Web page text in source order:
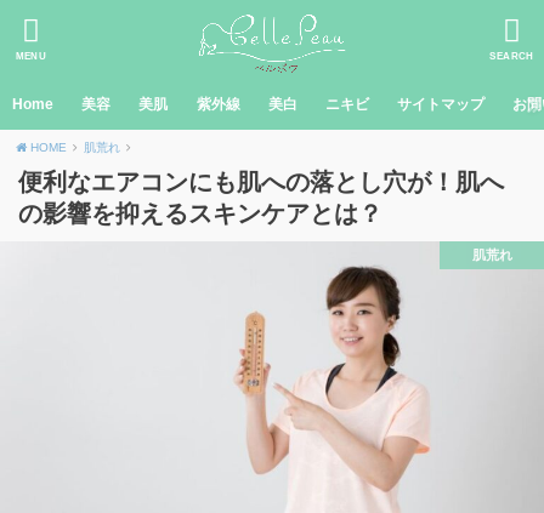
MENU SEARCH
Home 美容 美肌 紫外線 美白 ニキビ サイトマップ お
HOME 肌荒れ
便利なエアコンにも肌への落とし穴が！肌へ
の影響を抑えるスキンケアとは？
肌荒れ